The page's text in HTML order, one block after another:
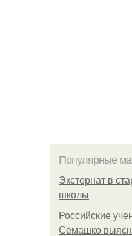
Популярные
Экстернат в
школы
Российские
Семашко